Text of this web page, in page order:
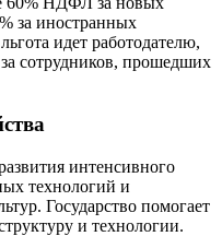
за иностранных
идет работодателю,
сотрудников, прошедших
интенсивного
технологий и
Государство помогает
и технологии.